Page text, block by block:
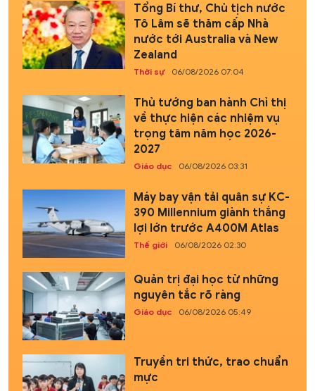
Tổng Bí thư, Chủ tịch nước
Tô Lâm sẽ thăm cấp Nhà
nước tới Australia và New
Zealand
Thời sự 06/08/2026 07:04
Thủ tướng ban hành Chỉ thị
về thực hiện các nhiệm vụ
trọng tâm năm học 2026-
2027
Giáo dục 06/08/2026 03:31
Máy bay vận tải quân sự KC-
390 Millennium giành thắng
lợi lớn trước A400M Atlas
Thế giới 06/08/2026 02:30
Quản trị đại học từ những
nguyên tắc rõ ràng
Giáo dục 06/08/2026 05:49
Truyền tri thức, trao chuẩn
mực